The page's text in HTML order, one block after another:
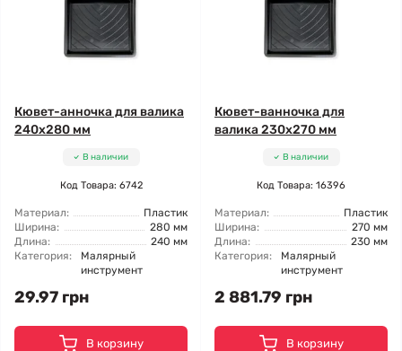
Кювет-анночка для валика
240x280 мм
В наличии
Код Товара: 6742
Материал:
Пластик
Ширина:
280 мм
Длина:
240 мм
Категория:
Малярный
инструмент
29.97 грн
В корзину
Кювет-ванночка для
валика 230x270 мм
В наличии
Код Товара: 16396
Материал:
Пластик
Ширина:
270 мм
Длина:
230 мм
Категория:
Малярный
инструмент
2 881.79 грн
В корзину